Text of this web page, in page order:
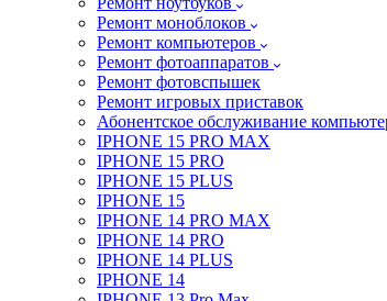
Ремонт моноблоков
Ремонт компьютеров
Ремонт фотоаппаратов
Ремонт фотовспышек
Ремонт игровых приставок
Абонентское обслуживание
IPHONE 15 PRO MAX
IPHONE 15 PRO
IPHONE 15 PLUS
IPHONE 15
IPHONE 14 PRO MAX
IPHONE 14 PRO
IPHONE 14 PLUS
IPHONE 14